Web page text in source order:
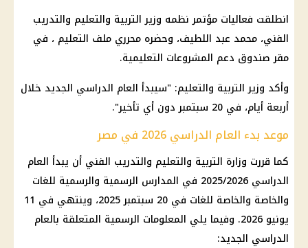
انطلقت فعاليات مؤتمر نظمه وزير التربية والتعليم والتدريب
الفني، محمد عبد اللطيف، وحضره محرري ملف التعليم ، في
مقر صندوق دعم المشروعات التعليمية.
وأكد وزير التربية والتعليم: "سيبدأ العام الدراسي الجديد خلال
أربعة أيام، في 20 سبتمبر دون أي تأخير".
موعد بدء العام الدراسي 2026 في مصر
كما قررت وزارة التربية والتعليم والتدريب الفني أن يبدأ العام
الدراسي 2025/2026 في المدارس الرسمية والرسمية للغات
والخاصة والخاصة للغات في 20 سبتمبر 2025، وينتهي في 11
يونيو 2026. وفيما يلي المعلومات الرسمية المتعلقة بالعام
الدراسي الجديد: